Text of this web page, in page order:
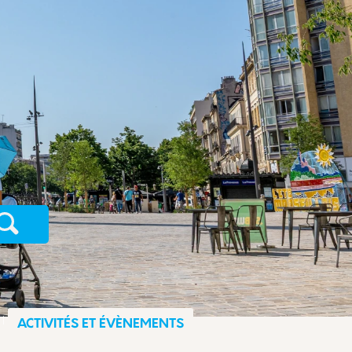
Recherche
ACTIVITÉS ET ÉVÈNEMENTS